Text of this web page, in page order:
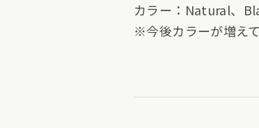
カラー：Natural、
※今後カラーが増え